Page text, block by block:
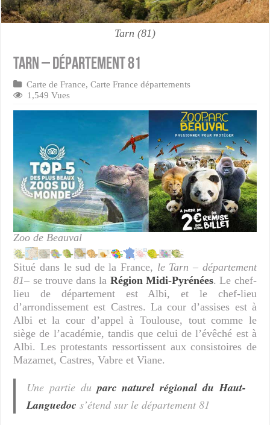
Tarn (81)
Tarn – Département 81
Carte de France,Carte France départements
1,549 Vues
Zoo de Beauval
Situé dans le sud de la France, le Tarn – département
81– se trouve dans la Région Midi-Pyrénées. Le chef-
lieu de département est Albi, et le chef-lieu
d’arrondissement est Castres. La cour d’assises est à
Albi et la cour d’appel à Toulouse, tout comme le
siège de l’académie, tandis que celui de l’évêché est à
Albi. Les protestants ressortissent aux consistoires de
Mazamet, Castres, Vabre et Viane.
Une partie du parc naturel régional du Haut-
Languedoc s’étend sur le département 81